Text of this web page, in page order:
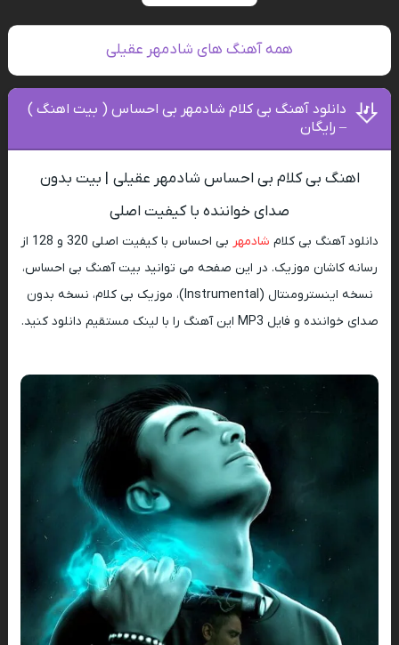
همه آهنگ های شادمهر عقیلی
دانلود آهنگ بی کلام شادمهر بی احساس ( بیت اهنگ )
– رایگان
اهنگ بی کلام بی احساس شادمهر عقیلی | بیت بدون
صدای خواننده با کیفیت اصلی
دانلود آهنگ بی کلام شادمهر
بی احساس با کیفیت اصلی 320 و 128 از
رسانه کاشان موزیک. در این صفحه می توانید بیت آهنگ بی احساس،
نسخه اینسترومنتال (Instrumental)، موزیک بی کلام، نسخه بدون
صدای خواننده و فایل MP3 این آهنگ را با لینک مستقیم دانلود کنید.